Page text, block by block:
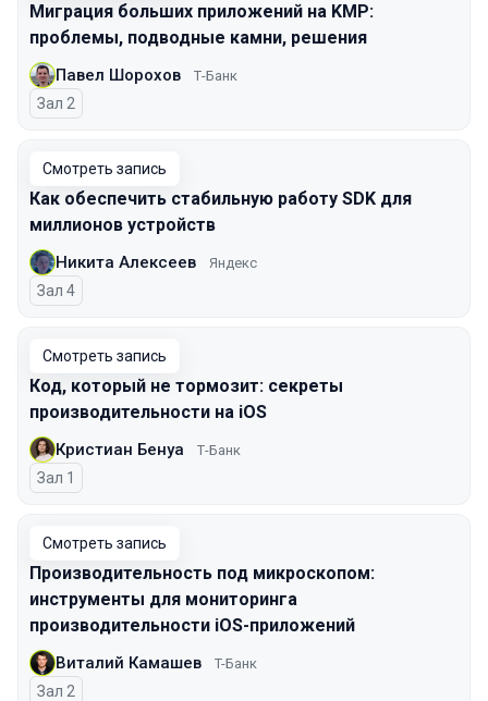
Миграция больших приложений на KMP:
проблемы, подводные камни, решения
Павел Шорохов Т-Банк
Зал 2
Смотреть запись
Как обеспечить стабильную работу SDK для
миллионов устройств
Никита Алексеев Яндекс
Зал 4
Смотреть запись
Код, который не тормозит: секреты
производительности на iOS
Кристиан Бенуа Т-Банк
Зал 1
Смотреть запись
Производительность под микроскопом:
инструменты для мониторинга
производительности iOS-приложений
Виталий Камашев T-Банк
Зал 2